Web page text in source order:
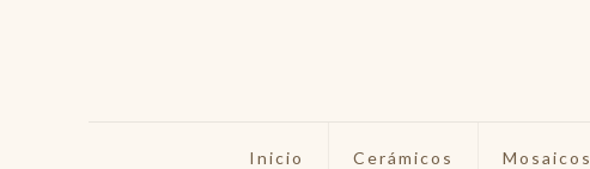
Inicio Cerámicos Mosaicos